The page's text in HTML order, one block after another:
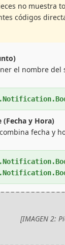
no muestra
códigos
el nombre del
(Fecha y Hora)
fecha y
[IMAGEN 2: